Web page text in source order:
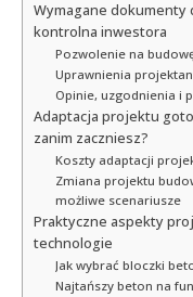
Wymagane
kontrolna inwestora
Pozwolenie na
Uprawnienia
Opinie, uzgodnienia i
Adaptacja projektu
zanim zaczniesz?
Koszty adaptacji
Zmiana projektu
możliwe scenariusze
Praktyczne aspekty
technologie
Jak wybrać bloczki
Najtańszy beton na